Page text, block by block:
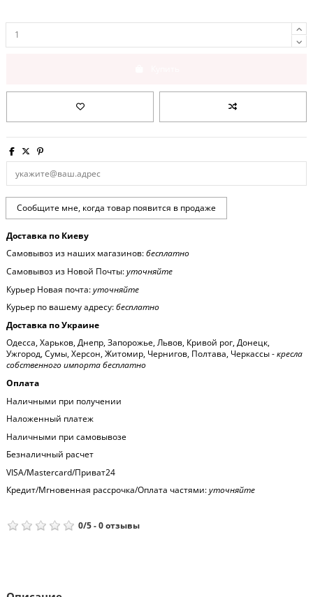
Доставка по Киеву
Самовывоз из наших магазинов:бесплатно
Самовывоз из Новой Почты:уточняйте
Курьер Новая почта:уточняйте
Курьер по вашему адресу:бесплатно
Доставка по Украине
Одесса, Харьков, Днепр, Запорожье, Львов, Кривой рог, Донецк,
Ужгород, Сумы, Херсон, Житомир, Чернигов, Полтава, Черкассы -кресла
собственного импорта бесплатно
Оплата
Наличными при получении
Наложенный платеж
Наличными при самовывозе
Безналичный расчет
VISA/Mastercard/Приват24
Кредит/Мгновенная рассрочка/Оплата частями:уточняйте
0/5-0отзывы